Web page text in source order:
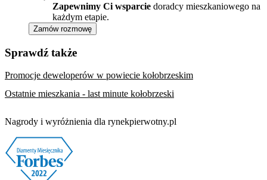
Zapewnimy Ci wsparcie doradcy mieszkaniowego na
każdym etapie.
Zamów rozmowę
Sprawdź także
Promocje deweloperów w powiecie kołobrzeskim
Ostatnie mieszkania - last minute kołobrzeski
Nagrody i wyróżnienia dla rynekpierwotny.pl